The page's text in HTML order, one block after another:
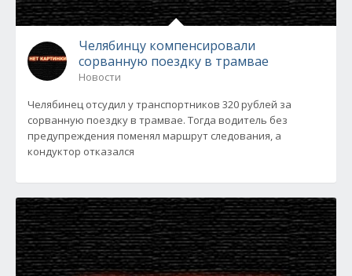
Челябинцу компенсировали
сорванную поездку в трамвае
Новости
Челябинец отсудил у транспортников 320 рублей за
сорванную поездку в трамвае. Тогда водитель без
предупреждения поменял маршрут следования, а
кондуктор отказался